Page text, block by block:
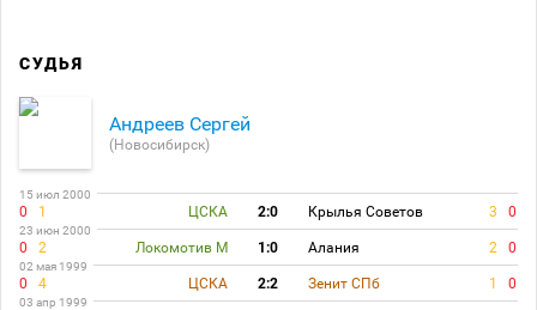
СУДЬЯ
Андреев Сергей
(Новосибирск)
15 июл 2000
0 1 ЦСКА 2:0 Крылья Советов 3 0
23 июн 2000
0 2 Локомотив М 1:0 Алания 2 0
02 мая 1999
0 4 ЦСКА 2:2 Зенит СПб 1 0
03 апр 1999